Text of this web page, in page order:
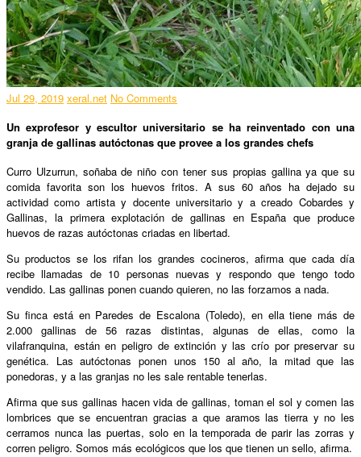
Jul 29, 2019 xeral.net No Comments
Un exprofesor y escultor universitario se ha reinventado con una
granja de gallinas autóctonas que provee a los grandes chefs
Curro Ulzurrun, soñaba de niño con tener sus propias gallina ya que su
comida favorita son los huevos fritos. A sus 60 años ha dejado su
actividad como artista y docente universitario y a creado Cobardes y
Gallinas, la primera explotación de gallinas en España que produce
huevos de razas autóctonas criadas en libertad.
Su productos se los rifan los grandes cocineros, afirma que cada día
recibe llamadas de 10 personas nuevas y respondo que tengo todo
vendido. Las gallinas ponen cuando quieren, no las forzamos a nada.
Su finca está en Paredes de Escalona (Toledo), en ella tiene más de
2.000 gallinas de 56 razas distintas, algunas de ellas, como la
vilafranquina, están en peligro de extinción y las crío por preservar su
genética. Las autóctonas ponen unos 150 al año, la mitad que las
ponedoras, y a las granjas no les sale rentable tenerlas.
Afirma que sus gallinas hacen vida de gallinas, toman el sol y comen las
lombrices que se encuentran gracias a que aramos las tierra y no les
cerramos nunca las puertas, solo en la temporada de parir las zorras y
corren peligro. Somos más ecológicos que los que tienen un sello, afirma.